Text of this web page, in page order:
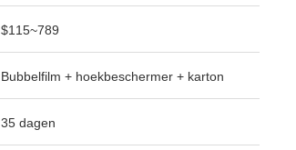
$115~789
Bubbelfilm + hoekbeschermer + karton
35 dagen